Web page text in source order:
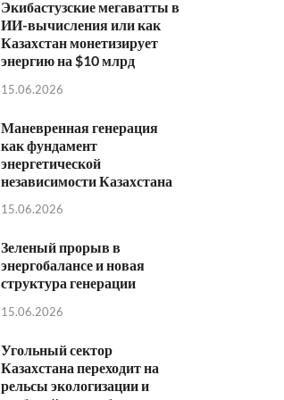
Экибастузские мегаватты в
ИИ-вычисления или как
Казахстан монетизирует
энергию на $10 млрд
15.06.2026
Маневренная генерация
как фундамент
энергетической
независимости Казахстана
15.06.2026
Зеленый прорыв в
энергобалансе и новая
структура генерации
15.06.2026
Угольный сектор
Казахстана переходит на
рельсы экологизации и